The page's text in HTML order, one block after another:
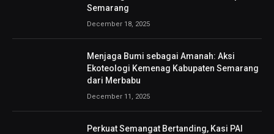
Semarang
December 18, 2025
Menjaga Bumi sebagai Amanah: Aksi
Ekoteologi Kemenag Kabupaten Semarang
dari Merbabu
December 11, 2025
Perkuat Semangat Bertanding, Kasi PAI